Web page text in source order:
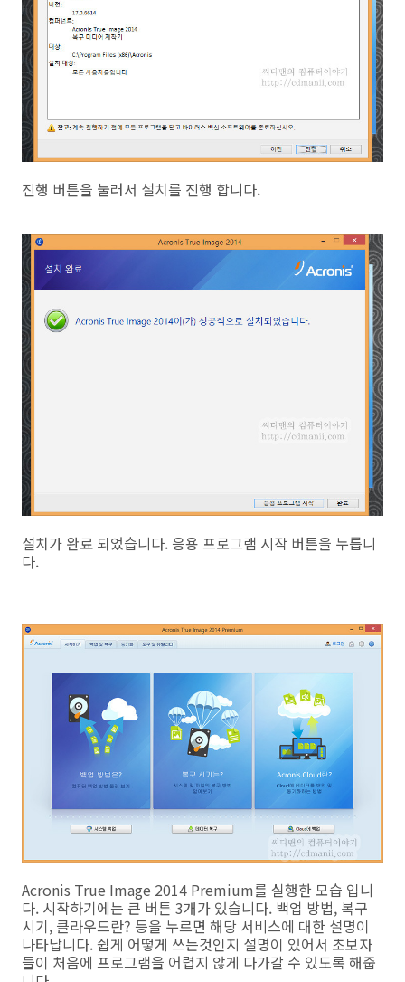
진행 버튼을 눌러서 설치를 진행 합니다.
설치가 완료 되었습니다. 응용 프로그램 시작 버튼을 누릅니
다.
Acronis True Image 2014 Premium를 실행한 모습 입니
다. 시작하기에는 큰 버튼 3개가 있습니다. 백업 방법, 복구
시기, 클라우드란? 등을 누르면 해당 서비스에 대한 설명이
나타납니다. 쉽게 어떻게 쓰는것인지 설명이 있어서 초보자
들이 처음에 프로그램을 어렵지 않게 다가갈 수 있도록 해줍